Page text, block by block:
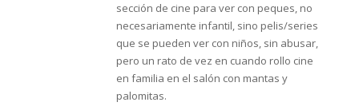
sección de cine para ver con peques, no
necesariamente infantil, sino pelis/series
que se pueden ver con niños, sin abusar,
pero un rato de vez en cuando rollo cine
en familia en el salón con mantas y
palomitas.